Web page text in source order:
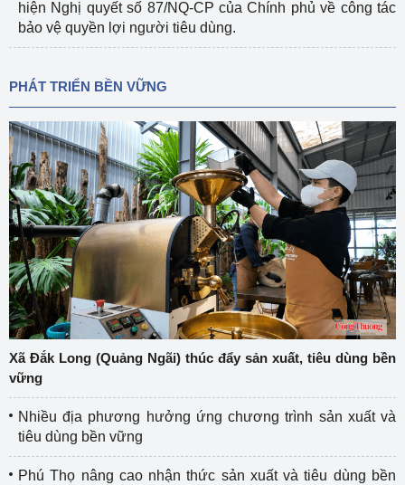
hiện Nghị quyết số 87/NQ-CP của Chính phủ về công tác
bảo vệ quyền lợi người tiêu dùng.
PHÁT TRIỂN BỀN VỮNG
Xã Đắk Long (Quảng Ngãi) thúc đẩy sản xuất, tiêu dùng bền
vững
Nhiều địa phương hưởng ứng chương trình sản xuất và
tiêu dùng bền vững
Phú Thọ nâng cao nhận thức sản xuất và tiêu dùng bền